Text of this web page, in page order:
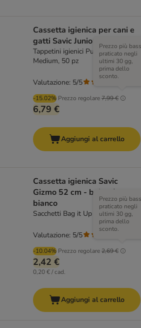
Cassetta igienica per cani e
gatti Savic Junior - 56 cm
Tappetini igienici Puppy Trainer
Medium, 50 pz
-15.02% Prezzo regolare7,99 €
Prezzo più
praticato negli
ultimi 30 gg,
prima dello
sconto.
6,79 €
Valutazione: 5/5
Aggiungi al carrello
Cassetta igienica Savic
Gizmo 52 cm - beige /
bianco
Sacchetti Bag it Up - Large
-10.04% Prezzo regolare2,69 €
Prezzo più
praticato negli
ultimi 30 gg,
prima dello
sconto.
2,42 €
0,20 € / cad.
Valutazione: 5/5
Aggiungi al carrello